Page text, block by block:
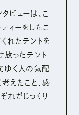
ビューは、こ
ィーをしたこ
れたテントを
放ったテント
ゆく人の気配
えたこと、感
れがじっくり